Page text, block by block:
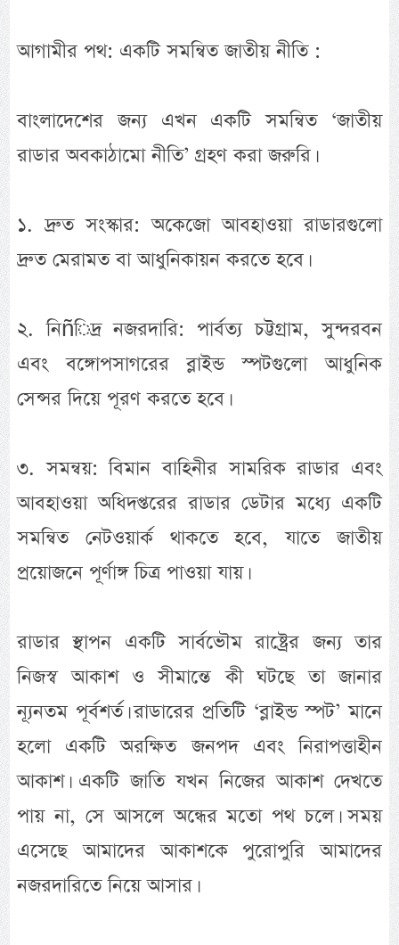
আগামীর পথ: একটি সমন্বিত জাতীয় নীতি :
বাংলাদেশের জন্য এখন একটি সমন্বিত ‘জাতীয়
রাডার অবকাঠামো নীতি’ গ্রহণ করা জরুরি।
১. দ্রুত সংস্কার: অকেজো আবহাওয়া রাডারগুলো
দ্রুত মেরামত বা আধুনিকায়ন করতে হবে।
২. নিñিদ্র নজরদারি: পার্বত্য চট্টগ্রাম, সুন্দরবন
এবং বঙ্গোপসাগরের ব্লাইন্ড স্পটগুলো আধুনিক
সেন্সর দিয়ে পূরণ করতে হবে।
৩. সমন্বয়: বিমান বাহিনীর সামরিক রাডার এবং
আবহাওয়া অধিদপ্তরের রাডার ডেটার মধ্যে একটি
সমন্বিত নেটওয়ার্ক থাকতে হবে, যাতে জাতীয়
প্রয়োজনে পূর্ণাঙ্গ চিত্র পাওয়া যায়।
রাডার স্থাপন একটি সার্বভৌম রাষ্ট্রের জন্য তার
নিজস্ব আকাশ ও সীমান্তে কী ঘটছে তা জানার
ন্যূনতম পূর্বশর্ত। রাডারের প্রতিটি ‘ব্লাইন্ড স্পট’ মানে
হলো একটি অরক্ষিত জনপদ এবং নিরাপত্তাহীন
আকাশ। একটি জাতি যখন নিজের আকাশ দেখতে
পায় না, সে আসলে অন্ধের মতো পথ চলে। সময়
এসেছে আমাদের আকাশকে পুরোপুরি আমাদের
নজরদারিতে নিয়ে আসার।